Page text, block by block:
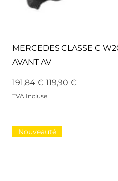
MERCEDES CLASSE C
AVANT AV
Prix original
191,84 € Prix promotionnel
119,90 €
TVA Incluse
Nouveauté